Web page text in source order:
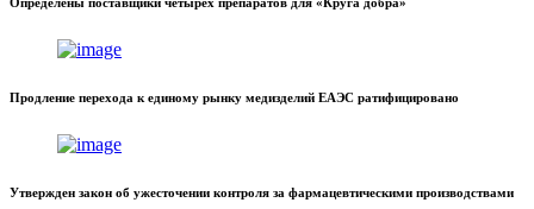
Продление перехода к единому рынку медизделий ЕАЭС ратифицировано
Утвержден закон об ужесточении контроля за фармацевтическими производствами